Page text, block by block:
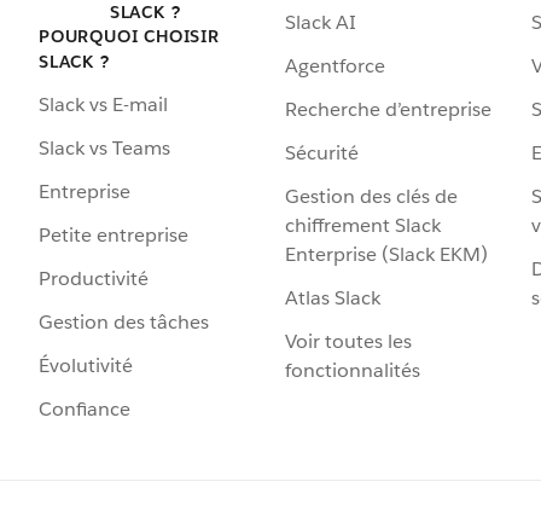
SLACK ?
POURQUOI CHOISIR
SLACK ?
Slack vs E-mail
Slack vs Teams
Entreprise
Petite entreprise
Productivité
Gestion des tâches
Évolutivité
Confiance
Slack AI
Agentforce
Recherche d’entreprise
Sécurité
Gestion des clés de
chiffrement Slack
Enterprise (Slack EKM)
Atlas Slack
Voir toutes les
fonctionnalités